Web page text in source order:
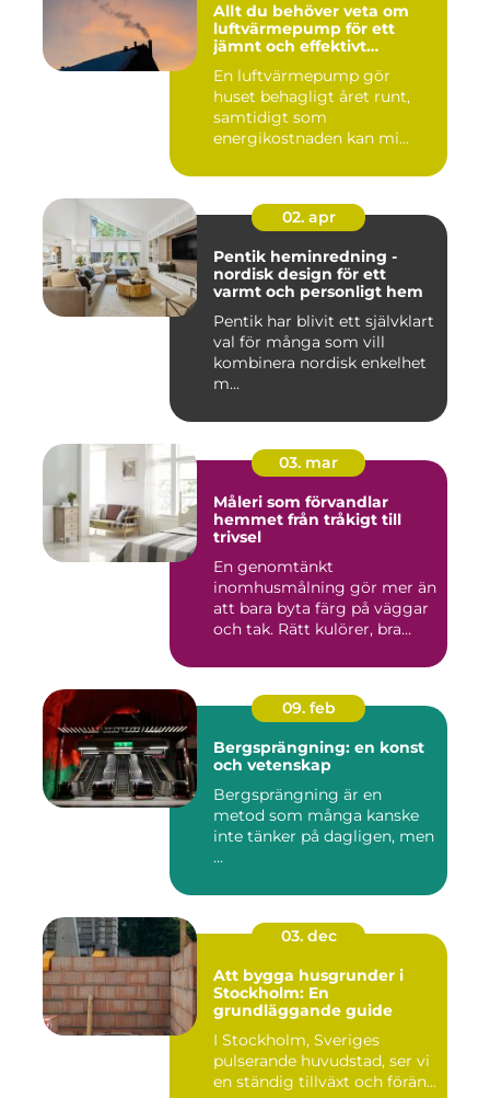
Allt du behöver veta om
luftvärmepump för ett
jämnt och effektivt
En luftvärmepump gör
huset behagligt året runt,
samtidigt som
energikostnaden kan mi...
02. apr
Pentik heminredning -
nordisk design för ett
varmt och personligt hem
Pentik har blivit ett självklart
val för många som vill
kombinera nordisk enkelhet
m...
03. mar
Måleri som förvandlar
hemmet från tråkigt till
trivsel
En genomtänkt
inomhusmålning gör mer än
att bara byta färg på väggar
och tak. Rätt kulörer, bra
09. feb
Bergsprängning: en konst
och vetenskap
Bergsprängning är en
metod som många kanske
inte tänker på dagligen, men
...
03. dec
Att bygga husgrunder i
Stockholm: En
grundläggande guide
I Stockholm, Sveriges
pulserande huvudstad, ser vi
en ständig tillväxt och förän...